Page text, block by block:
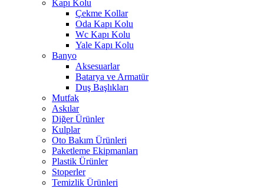
Kapı Kolu
Çekme Kollar
Oda Kapı Kolu
Wc Kapı Kolu
Yale Kapı Kolu
Banyo
Aksesuarlar
Batarya ve Armatür
Duş Başlıkları
Mutfak
Askılar
Diğer Ürünler
Kulplar
Oto Bakım Ürünleri
Paketleme Ekipmanları
Plastik Ürünler
Stoperler
Temizlik Ürünleri